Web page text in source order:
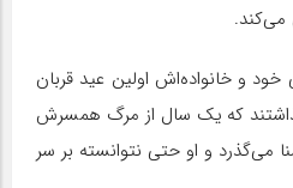
می‌کند.
خود و خانواده‌اش اولین عید قربان
که یک سال از مرگ همسرش
می‌گذرد و او حتی نتوانسته بر سر